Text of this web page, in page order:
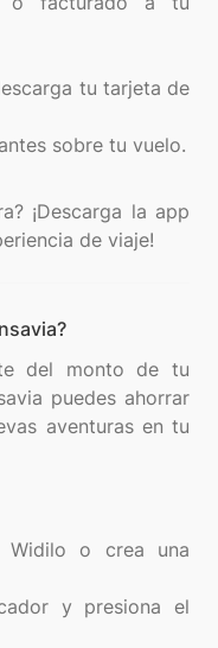
tu tarjeta de
sobre tu vuelo.
¡Descarga la app
del monto de tu
puedes ahorrar
aventuras en tu
Widilo o crea una
y presiona el